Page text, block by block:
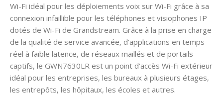
Wi-Fi idéal pour les déploiements voix sur Wi-Fi grâce à sa
connexion infaillible pour les téléphones et visiophones IP
dotés de Wi-Fi de Grandstream. Grâce à la prise en charge
de la qualité de service avancée, d’applications en temps
réel à faible latence, de réseaux maillés et de portails
captifs, le GWN7630LR est un point d’accès Wi-Fi extérieur
idéal pour les entreprises, les bureaux à plusieurs étages,
les entrepôts, les hôpitaux, les écoles et autres.